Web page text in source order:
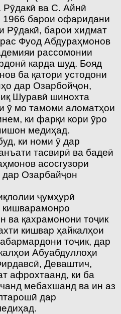
ва С. Айнӣ
барои офаридани
Рӯдакӣ, барои хидмат
Фуод Абдураҳмонов
рассомонии
карда шуд. Бояд
ба қатори устодони
дар Озарбойҷон,
Шуравӣ шинохта
ӯ мо тамоми аломатҳои
ки фарқи кори ӯро
медиҳад.
ки номи ӯ дар
тасвирӣ ва бадеӣ
асосгузори
Озарбайҷон
ҷумҳурӣ
кишварамонро
ва қахрамонони тоҷик
кишвар ҳайкалҳои
тоҷик, дар
Абуабдуллоҳи
Деваштич,
афрохтаанд, ки ба
мебахшанд ва ин аз
дар